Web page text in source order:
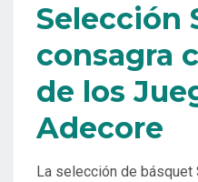
Selección
consagra
de los
Adecore
La selección de